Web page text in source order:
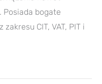
bogate
CIT, VAT, PIT i